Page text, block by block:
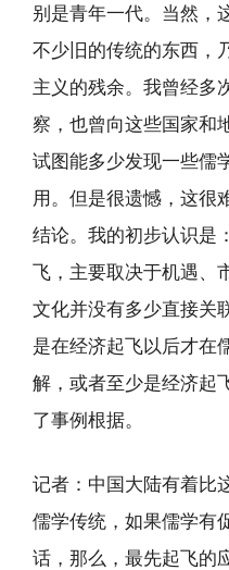
别是青年一代。当然，
不少旧的传统的东西，
主义的残余。我曾经多
察，也曾向这些国家和
试图能多少发现一些儒
用。但是很遗憾，这很
结论。我的初步认识是
飞，主要取决于机遇、
文化并没有多少直接关
是在经济起飞以后才在
解，或者至少是经济起
了事例根据。
记者：中国大陆有着比
儒学传统，如果儒学有
话，那么，最先起飞的